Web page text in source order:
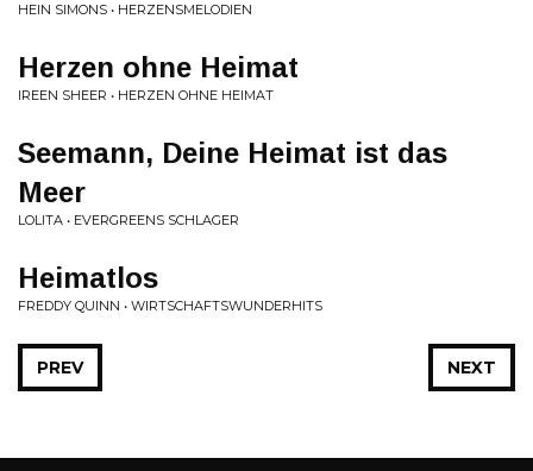
HEIN SIMONS • HERZENSMELODIEN
Herzen ohne Heimat
IREEN SHEER • HERZEN OHNE HEIMAT
Seemann, Deine Heimat ist das
Meer
LOLITA • EVERGREENS SCHLAGER
Heimatlos
FREDDY QUINN • WIRTSCHAFTSWUNDERHITS
NEXT
PREV